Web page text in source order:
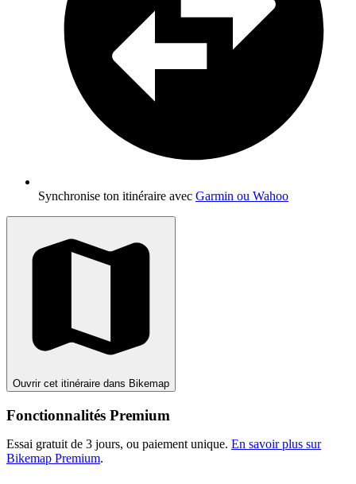
Synchronise ton itinéraire avec Garmin ou Wahoo
Ouvrir cet itinéraire dans Bikemap
Fonctionnalités Premium
Essai gratuit de 3 jours, ou paiement unique. En savoir plus sur
Bikemap Premium.